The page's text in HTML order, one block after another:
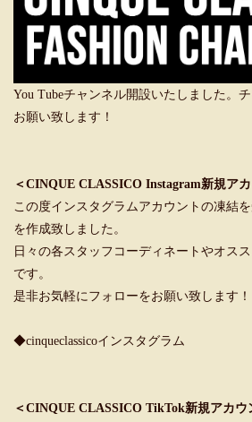
You Tubeチャンネル開設いたしました。
お願い致します！
＜CINQUE CLASSICO Instagram新規ア
この度インスタグラムアカウントの凍結
を作成致しました。
日々の各スタッフコーディネートやオス
です。
是非お気軽にフォローをお願い致します！
◆cinqueclassicoインスタグラム
＜CINQUE CLASSICO TikTok新規アカウ